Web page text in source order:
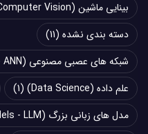
بینایی ماشین (Computer Vision)
دسته بندی نشده (11)
شبکه های عصبی مصنوعی (Artificial Neural Networks - ANN)
علم داده (Data Science)
(1)
مدل های زبانی بزرگ (Large Language Models - LLM)